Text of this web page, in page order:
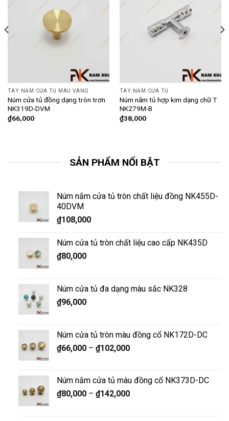
TAY NẮM CỬA TỦ MÀU VÀNG
Núm cửa tủ đồng dạng tròn trơn
NK319D-DVM
₫66,000
TAY NẮM CỬA TỦ
Núm nắm tủ hợp kim dạng chữ T
NK279M-B
₫38,000
SẢN PHẨM NỔI BẬT
Núm nắm cửa tủ tròn chất liệu đồng NK455D-
40DVM
₫108,000
Núm cửa tủ tròn chất liệu cao cấp NK435D
₫80,000
Núm cửa tủ đa dạng màu sắc NK328
₫96,000
Núm cửa tủ tròn màu đồng cổ NK172D-DC
₫66,000– ₫102,000
Núm nắm cửa tủ màu đồng cổ NK373D-DC
₫80,000– ₫142,000